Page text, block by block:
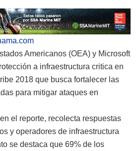
Americanos (OEA) y Microsoft
a infraestructura critica en
2018 que busca fortalecer las
para mitigar ataques en
el reporte, recolecta respuestas
y operadores de infraestructura
se destaca que 69% de los